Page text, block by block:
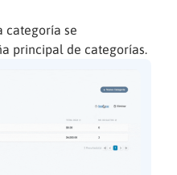
categoría se
principal de categorías.